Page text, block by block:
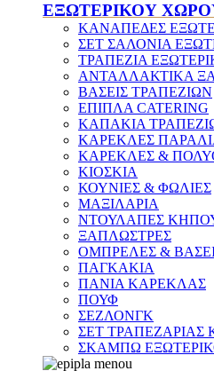
ΕΞΩΤΕΡΙΚΟΥ
ΚΑΝΑΠΕΔΕΣ
ΣΕΤ ΣΑΛΟΝΙΑ
ΤΡΑΠΕΖΙΑ
ΑΝΤΑΛΛΑΚΤΙΚΑ
ΒΑΣΕΙΣ ΤΡΑΠΕΖΙΩΝ
ΕΠΙΠΛΑ CATERING
ΚΑΠΑΚΙΑ
ΚΑΡΕΚΛΕΣ
ΚΑΡΕΚΛΕΣ &
ΚΙΟΣΚΙΑ
ΚΟΥΝΙΕΣ & ΦΩΛΙΕΣ
ΜΑΞΙΛΑΡΙΑ
ΝΤΟΥΛΑΠΕΣ
ΞΑΠΛΩΣΤΡΕΣ
ΟΜΠΡΕΛΕΣ &
ΠΑΓΚΑΚΙΑ
ΠΑΝΙΑ ΚΑΡΕΚΛΑΣ
ΠΟΥΦ
ΣΕΖΛΟΝΓΚ
ΣΕΤ ΤΡΑΠΕΖΑΡΙΑΣ
ΣΚΑΜΠΩ